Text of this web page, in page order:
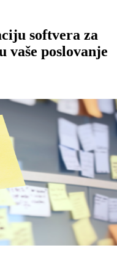
softvera za
poslovanje